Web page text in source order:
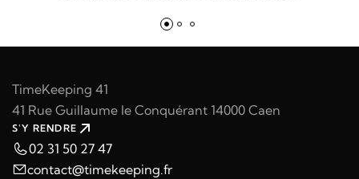
TimeKeeping 41
41 Rue Guillaume le Conquérant 14000 Caen
S'Y RENDRE
02 31 50 27 47
contact@timekeeping.fr